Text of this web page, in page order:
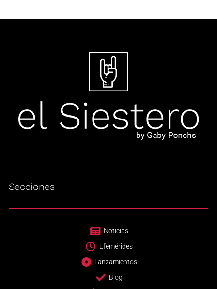
Secciones
Noticias
Efemérides
Lanzamientos
Blog